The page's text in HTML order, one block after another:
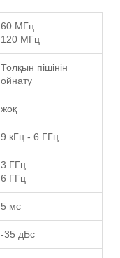
60 МГц
120 МГц
Толқын пішінін
ойнату
жоқ
9 кГц - 6 ГГц
3 ГГц
6 ГГц
5 мс
-35 дБс